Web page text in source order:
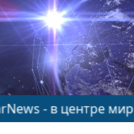
мирового